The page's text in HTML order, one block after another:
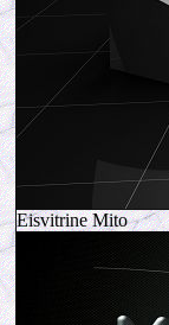
Eisvitrine Mito